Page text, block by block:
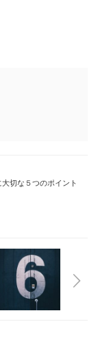
切な５つのポイント